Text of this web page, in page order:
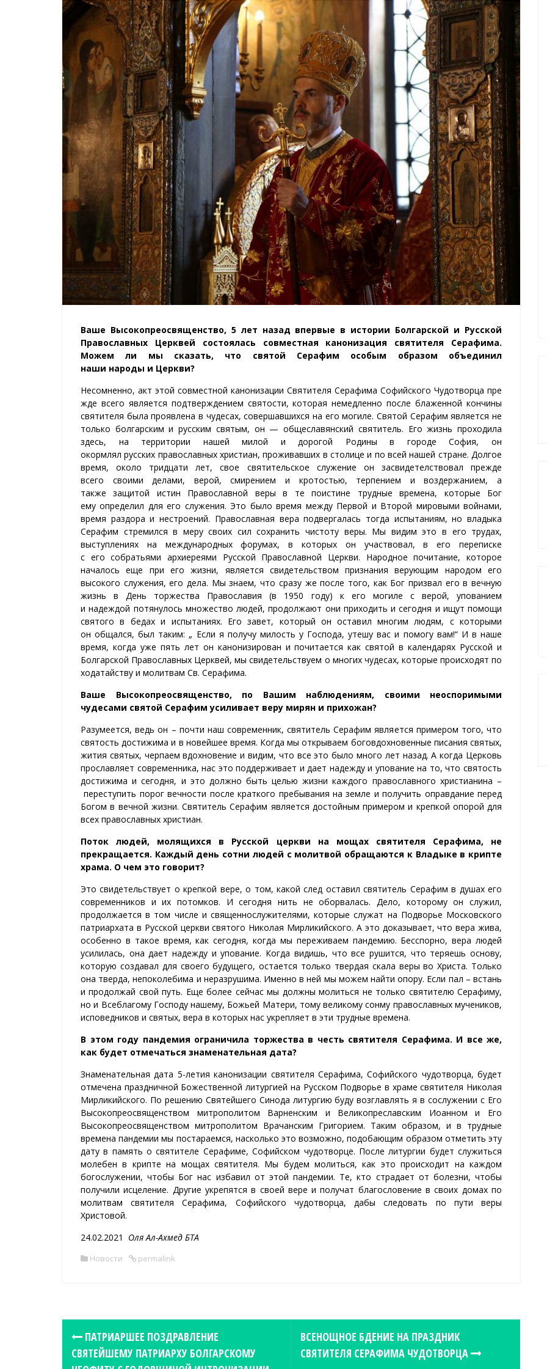
Ваше Высокопреосвященство, 5 лет назад впервые в истории Болгарской и Русской
Православных Церквей состоялась совместная канонизация святителя Серафима.
Можем ли мы сказать, что святой Серафим особым образом объединил
наши народы и Церкви?
Несомненно, акт этой совместной канонизации Святителя Серафима Софийского Чудотворца пре
жде всего является подтверждением святости, которая немедленно после блаженной кончины
святителя была проявлена в чудесах,совершавшихся на его могиле. Святой Серафимявляется не
только болгарским ирусским святым, он — общеславянский святитель. Его жизнь проходила
здесь, на территории нашей милой идорогой Родины в городе София,он
окормлял русских православныххристиан, проживавших в столицеи по всей нашей стране.Долгое
время, около тридцати лет,свое святительское служение он засвидетелствовал прежде
всего своими делами, верой, смирением и кротостью, терпением и воздержанием, а
также
защитой истин Православной веры в те поистине трудные времена, которые Бог
ему определил для его служения.Это было время между Первой и Второй мировыми войнами,
время раздора и нестроений. Православная вераподвергалась тогда испытаниям, новладыка
Серафим стремился в меру своих сил сохранить чистоту веры. Мы видимэто в его трудах,
выступлениях на международныхфорумах, в которых он участвовал, вего переписке
с его собратьями архиереями Русской Православной Церкви. Народное почитание, которое
началось еще при егожизни, является свидетельством признания
верующим народом его
высокого служения,его дела. Мы знаем, что сразу же после того, как Бог призвал его в вечную
жизньв День торжества Православия (в 1950 году) к его могиле с верой, упованием
инадеждой потянулось множество людей, продолжают они приходить и сегодня и ищут помощи
святого в бедах и испытаниях. Его завет, который он оставил многим людям, с которыми
он общался, был таким: „ Если я получу милость у Господа, утешу вас и помогу вам!“ И в наше
время, когда уже пять лет он канонизирован и почитается как святой в календарях Русской и
Болгарской Православных Церквей, мы свидетельствуем о многихчудесах, которые происходят по
ходатайству и молитвам Св. Серафима.
Ваше Высокопреосвященство, по Вашим наблюдениям, своими неоспоримыми
чудесами святой Серафимусиливает веру мирян и прихожан?
Разумеется, ведь он – почти наш современник, святитель Серафим является примером того, что
святость достижима и в новейшее время. Когда мы открываем боговдохновенные писания святых,
жития святых, черпаемвдохновение и видим, что все это было много лет назад. А когда Церковь
прославляет современника, нас это поддерживает и дает надежду и упование на то, что святость
достижима и сегодня, и это должно быть целью жизни каждого православного христианина –
переступить порог вечности после краткого пребывания на земле и получить оправдание перед
Богом в вечной жизни. Святитель Серафим является достойным примером и крепкой опорой для
всех православных христиан.
Поток людей, молящихся в Русской церкви на мощах святителя Серафима, не
прекращается. Каждый день сотни людей с молитвой обращаются к Владыке в крипте
храма. О чем это говорит?
Это свидетельствует о крепкой вере, о том, какой след оставил святитель Серафим в душах его
современников и их потомков. И сегодня нить не оборвалась. Дело, которому он служил,
продолжается в том числе и священнослужителями, которые служат на Подворье Московского
патриархата в Русской церкви святого Николая Мирликийского. А это доказывает, что вера жива,
особенно в такое время, как сегодня, когда мы переживаем пандемию. Бесспорно, вера людей
усилилась, она дает надежду и упование. Когда видишь, что все рушится, что теряешь основу,
которую создавал для своего будущего, остается только твердая скала веры во Христа. Только
она тверда, непоколебима и неразрушима. Именно в ней мы можем найти опору. Если пал – встань
и продолжай свой путь. Еще более сейчасмы должны молиться не только святителю Серафиму,
но и Всеблагому Господу нашему, Божьей Матери, тому великому сонму православных мучеников,
исповедников и святых, вера в которых нас укрепляет в эти трудные времена.
В этом году пандемия ограничила торжества в честь святителя Серафима. И все же,
как будет отмечаться знаменательная дата?
Знаменательная дата 5-летияканонизации святителя Серафима, Софийского чудотворца, будет
отмечена праздничной Божественной литургией на Русском Подворье в храме святителя Николая
Мирликийского. По решению Святейшего Синода литургию буду возглавлять я в сослужении с Его
Высокопреосвященством митрополитом Варненским и Великопреславским Иоанном и Его
Высокопреосвященством митрополитом Врачанским Григорием. Таким образом, и в трудные
времена пандемии мы постараемся, насколько это возможно, подобающим образом отметить эту
дату в память о святителе Серафиме, Софийском чудотворце. После литургии будет служиться
молебен в крипте на мощах святителя. Мы будем молиться, как это происходит на каждом
богослужении, чтобы Бог нас избавил от этой пандемии. Те, кто страдает от болезни, чтобы
получили исцеление. Другие укрепятся в своей вере и получат благословение в своих домах по
молитвам святителя Серафима, Софийского чудотворца, дабы следовать по пути веры
Христовой.
24.02.2021
Оля Ал-Ахмед БТА
Новости permalink
ПАТРИАРШЕЕ ПОЗДРАВЛЕНИЕ
СВЯТЕЙШЕМУ ПАТРИАРХУ БОЛГАРСКОМУ
ВСЕНОЩНОЕ БДЕНИЕ НА ПРАЗДНИК
СВЯТИТЕЛЯ СЕРАФИМА ЧУДОТВОРЦА